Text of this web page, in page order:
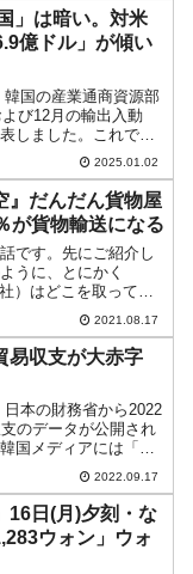
1ドル＝1,109ウォ
」は暗い。対米
億ドル」が傾い
韓国の産業通商資源部
び12月の輸出入動
しました。これで暫
の輸出入の金額が締
ース）。以下をご覧
月輸出：613億7,...
2025.01.02
』だんだん貨物屋
が貨物輸送になる
です。先にご紹介し
うに、とにかく
）はどこを取っても
す。では、LCCでは
なのか、という話で
ではLCC以外の航空
空』...
2021.08.17
易収支が大赤字
日本の財務省から2022
のデータが公開され
国メディアには「日
」といった記事が出
すので、財務省の公
みましょう。以下を
2022.09.17
16日(月)夕刻・な
ウォン」ウォ